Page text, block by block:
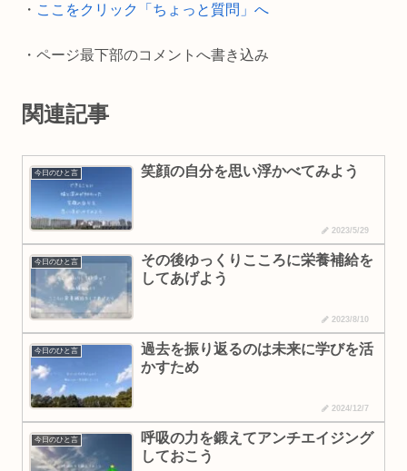
・ ここをクリック「ちょっと質問」へ
・ページ最下部のコメントへ書き込み
関連記事
今日のひと言 笑顔の自分を思い浮かべてみよう
2023/5/29
今日のひと言
その後ゆっくりこころに栄養補給を
してあげよう
2023/8/10
今日のひと言
過去を振り返るのは未来に学びを活
かすため
2024/12/7
今日のひと言
呼吸の力を鍛えてアンチエイジング
しておこう